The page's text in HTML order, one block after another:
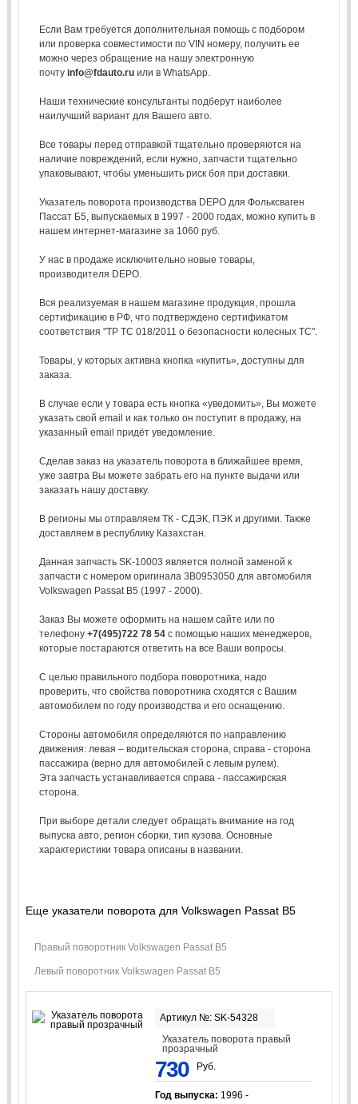
Если Вам требуется дополнительная помощь с подбором
или проверка совместимости по VIN номеру, получить ее
можно через обращение на нашу электронную
почту info@fdauto.ruили в WhatsApp.
Наши технические консультанты подберут наиболее
наилучший вариант для Вашего авто.
Все товары перед отправкой тщательно проверяются на
наличие повреждений, если нужно, запчасти тщательно
упаковывают, чтобы уменьшить риск боя при доставки.
Указатель поворота производства DEPO для Фольксваген
Пассат Б5, выпускаемых в 1997 - 2000 годах, можно купить в
нашем интернет-магазине за 1060 руб.
У нас в продаже исключительно новые товары,
производителя DEPO.
Вся реализуемая в нашем магазине продукция, прошла
сертификацию в РФ, что подтверждено сертификатом
соответствия "ТР ТС 018/2011 о безопасности колесных ТС".
Товары, у которых активна кнопка «купить», доступны для
заказа.
В случае если у товара есть кнопка «уведомить», Вы можете
указать свой email и как только он поступит в продажу, на
указанный email придёт уведомление.
Сделав заказ на указатель поворота в ближайшее время,
уже завтра Вы можете забрать его на пункте выдачи или
заказать нашу доставку.
В регионы мы отправляем ТК - СДЭК, ПЭК и другими. Также
доставляем в республику Казахстан.
Данная запчасть SK-10003 является полной заменой к
запчасти с номером оригинала 3B0953050 для автомобиля
Volkswagen Passat B5 (1997 - 2000).
Заказ Вы можете оформить на нашем сайте или по
телефону +7(495)722 78 54с помощью наших менеджеров,
которые постараются ответить на все Ваши вопросы.
С целью правильного подбора поворотника, надо
проверить, что свойства поворотника сходятся с Вашим
автомобилем по году производства и его оснащению.
Стороны автомобиля определяются по направлению
движения: левая – водительская сторона, справа - сторона
пассажира (верно для автомобилей с левым рулем).
Эта запчасть устанавливается справа - пассажирская
сторона.
При выборе детали следует обращать внимание на год
выпуска авто, регион сборки, тип кузова. Основные
характеристики товара описаны в названии.
Еще указатели поворота для Volkswagen Passat B5
Правый поворотник Volkswagen Passat B5
Левый поворотник Volkswagen Passat B5
Артикул №: SK-54328
Указатель поворота правый
прозрачный
730 Руб.
Год выпуска: 1996 -